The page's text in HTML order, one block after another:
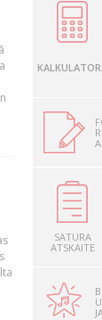
SATURA
ATSKAITE